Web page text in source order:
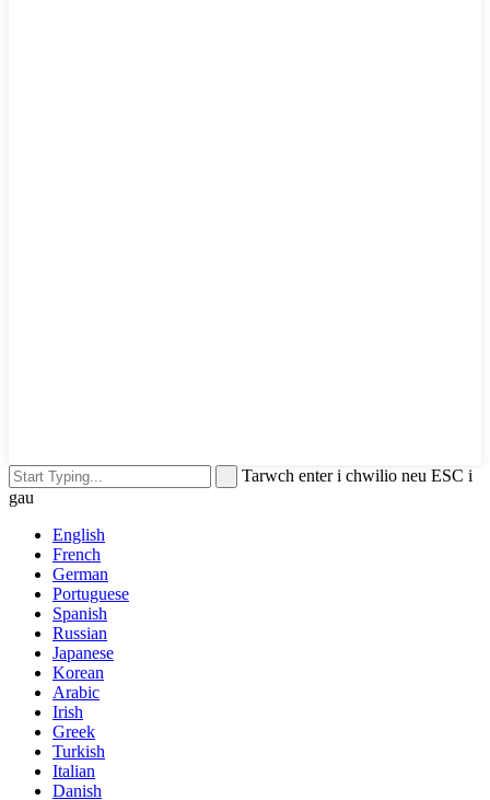
Tarwch enter i chwilio neu ESC i
gau
English
French
German
Portuguese
Spanish
Russian
Japanese
Korean
Arabic
Irish
Greek
Turkish
Italian
Danish